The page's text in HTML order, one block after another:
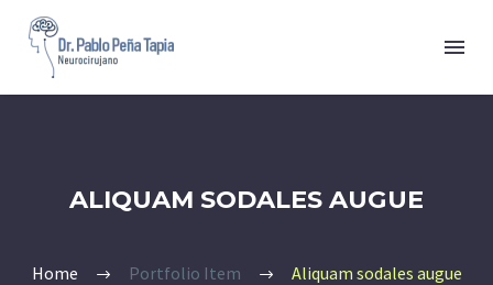
ALIQUAM SODALES AUGUE
Home Portfolio Item Aliquam sodales augue